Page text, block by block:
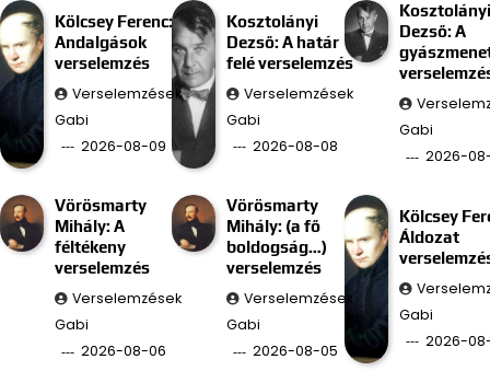
Kölcsey Ferenc:
Andalgások
verselemzés
Verselemzések
Gabi
2026-08-09
Kosztolányi
Dezső: A határ
felé verselemzés
Verselemzések
Gabi
2026-08-08
Kosztolányi
Dezső: A
Gabi
2026-
Vörösmarty
Mihály: A
féltékeny
verselemzés
Verselemzések
Gabi
2026-08-06
Vörösmarty
Mihály: (a fő
boldogság…)
verselemzés
Verselemzések
Gabi
2026-08-05
Kölcsey
Áldozat
Gabi
2026-